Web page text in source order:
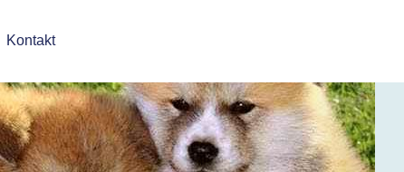
Kontakt